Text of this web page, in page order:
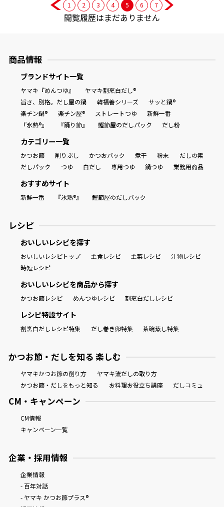
1 2 3 4 5 6 7
閲覧履歴はまだありません
商品情報
ブランドサイト一覧
ヤマキ『めんつゆ』
ヤマキ割烹白だし®
旨さ、別格。だし屋の鍋
韓福善シリーズ
サッと鍋®
楽チン鍋®
楽チン屋® ストレートつゆ
新鮮一番
『氷熟®』
『踊り節』 鰹節屋のだしパック だし粉
カテゴリー一覧
かつお節 削りぶし かつおパック 煮干 粉末
だしの素
だしパック
つゆ 白だし 専用つゆ 鍋つゆ 業務用商品
おすすめサイト
新鮮一番 『氷熟®』 鰹節屋のだしパック
レシピ
おいしいレシピを探す
おいしいレシピトップ 主食レシピ 主菜レシピ
汁物レシピ
時短レシピ
おいしいレシピを商品から探す
かつお節レシピ めんつゆレシピ 割烹白だしレシピ
レシピ特設サイト
割烹白だしレシピ特集 だし巻き卵特集 茶碗蒸し特集
かつお節・だしを知る 楽しむ
ヤマキかつお節の削り方
ヤマキ流だしの取り方
かつお節・だしをもっと知る
お料理お役立ち講座 だしコミュ
CM・キャンペーン
CM情報
キャンペーン一覧
企業・採用情報
企業情報
- 百年対話
- ヤマキ かつお節プラス®